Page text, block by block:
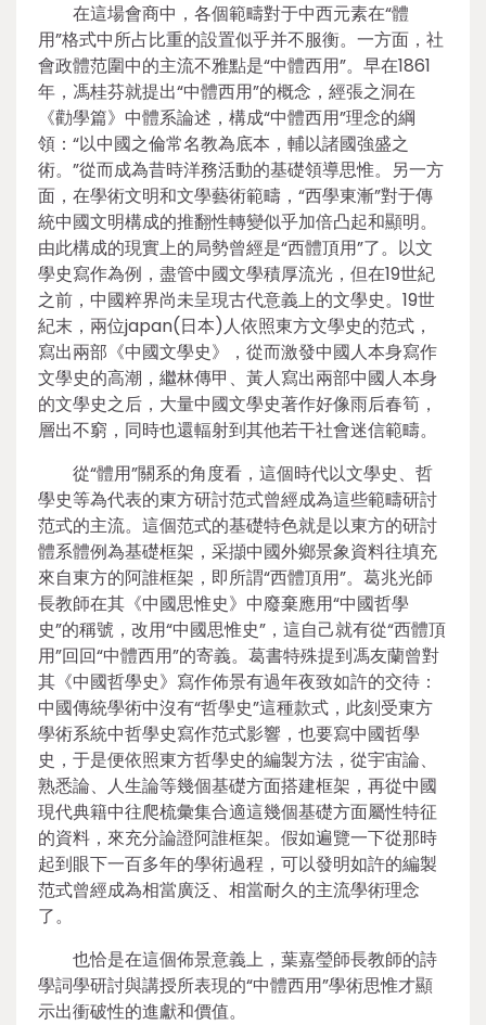
在這場會商中，各個範疇對于中西元素在“體
用”格式中所占比重的設置似乎并不服衡。一方面，社
會政體范圍中的主流不雅點是“中體西用”。早在1861
年，馮桂芬就提出“中體西用”的概念，經張之洞在
《勸學篇》中體系論述，構成“中體西用”理念的綱
領：“以中國之倫常名教為底本，輔以諸國強盛之
術。”從而成為昔時洋務活動的基礎領導思惟。另一方
面，在學術文明和文學藝術範疇，“西學東漸”對于傳
統中國文明構成的推翻性轉變似乎加倍凸起和顯明。
由此構成的現實上的局勢曾經是“西體頂用”了。以文
學史寫作為例，盡管中國文學積厚流光，但在19世紀
之前，中國粹界尚未呈現古代意義上的文學史。19世
紀末，兩位japan(日本)人依照東方文學史的范式，
寫出兩部《中國文學史》，從而激發中國人本身寫作
文學史的高潮，繼林傳甲、黃人寫出兩部中國人本身
的文學史之后，大量中國文學史著作好像雨后春筍，
層出不窮，同時也還輻射到其他若干社會迷信範疇。
從“體用”關系的角度看，這個時代以文學史、哲
學史等為代表的東方研討范式曾經成為這些範疇研討
范式的主流。這個范式的基礎特色就是以東方的研討
體系體例為基礎框架，采擷中國外鄉景象資料往填充
來自東方的阿誰框架，即所謂“西體頂用”。葛兆光師
長教師在其《中國思惟史》中廢棄應用“中國哲學
史”的稱號，改用“中國思惟史”，這自己就有從“西體頂
用”回回“中體西用”的寄義。葛書特殊提到馮友蘭曾對
其《中國哲學史》寫作佈景有過年夜致如許的交待：
中國傳統學術中沒有“哲學史”這種款式，此刻受東方
學術系統中哲學史寫作范式影響，也要寫中國哲學
史，于是便依照東方哲學史的編製方法，從宇宙論、
熟悉論、人生論等幾個基礎方面搭建框架，再從中國
現代典籍中往爬梳彙集合適這幾個基礎方面屬性特征
的資料，來充分論證阿誰框架。假如遍覽一下從那時
起到眼下一百多年的學術過程，可以發明如許的編製
范式曾經成為相當廣泛、相當耐久的主流學術理念
了。
也恰是在這個佈景意義上，葉嘉瑩師長教師的詩
學詞學研討與講授所表現的“中體西用”學術思惟才顯
示出衝破性的進獻和價值。